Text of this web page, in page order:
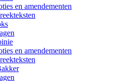
en amendementen
en amendementen